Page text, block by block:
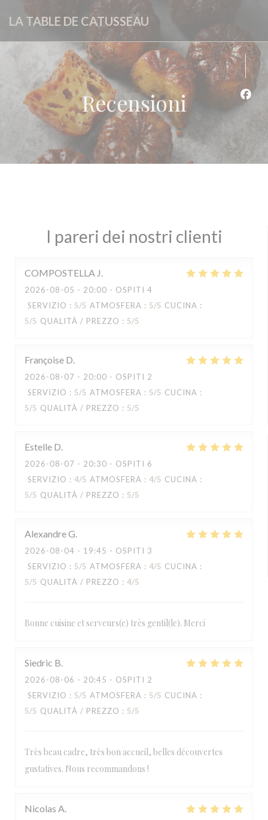
Personalizzazione delle tue scelte sui cookie
LA TABLE DE CATUSSEAU
Recensioni
I pareri dei nostri clienti
COMPOSTELLA J
2026-08-05 - 20:00 - OSPITI 4
SERVIZIO : 5/5 ATMOSFERA : 5/5 CUCINA :
5/5 QUALITÀ / PREZZO : 5/5
Françoise D
2026-08-07 - 20:00 - OSPITI 2
SERVIZIO : 5/5 ATMOSFERA : 5/5 CUCINA :
5/5 QUALITÀ / PREZZO : 5/5
Estelle D
2026-08-07 - 20:30 - OSPITI 6
SERVIZIO : 4/5 ATMOSFERA : 4/5 CUCINA :
5/5 QUALITÀ / PREZZO : 5/5
AlexandreG
2026-08-04 - 19:45 - OSPITI 3
SERVIZIO : 5/5 ATMOSFERA : 4/5 CUCINA :
5/5 QUALITÀ / PREZZO : 4/5
Bonne cuisine et serveurs(e) très gentil(le). Merci
Siedric B
2026-08-06 - 20:45 - OSPITI 2
SERVIZIO : 5/5 ATMOSFERA : 5/5 CUCINA :
5/5 QUALITÀ / PREZZO : 5/5
Très beau cadre, très bon accueil, belles découvertes
gustatives. Nous recommandons !
Nicolas A